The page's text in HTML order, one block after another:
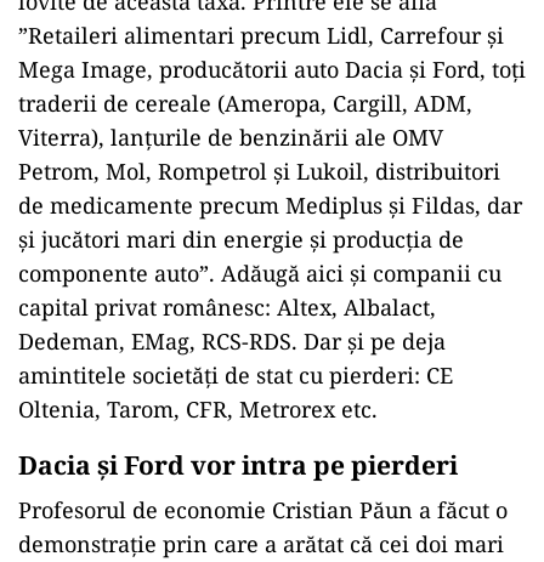
”Retaileri alimentari precum Lidl, Carrefour şi
Mega Image, producă­torii auto Dacia şi Ford, toţi
traderii de cereale (Ameropa, Cargill, ADM,
Viterra), lanţurile de benzinării ale OMV
Petrom, Mol, Rompetrol şi Lukoil, distribuitori
de medicamente precum Mediplus şi Fildas, dar
şi jucători mari din energie şi producţia de
componente auto”. Adăugă aici și companii cu
capital privat românesc: Altex, Albalact,
Dedeman, EMag, RCS-RDS. Dar și pe deja
amintitele societăți de stat cu pierderi: CE
Oltenia, Tarom, CFR, Metrorex etc.
Dacia și Ford vor intra pe pierderi
Profesorul de economie Cristian Păun a făcut o
demonstrație prin care a arătat că cei doi mari